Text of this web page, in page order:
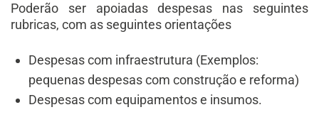
Poderão ser apoiadas despesas nas seguintes
rubricas, com as seguintes orientações
Despesas com infraestrutura (Exemplos:
pequenas despesas com construção e reforma)
Despesas com equipamentos e insumos.